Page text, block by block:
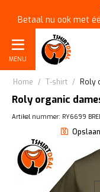
Betaal nu ook met
MENU
Home / T-shirt / Roly
Roly organic
Artikel nummer: RY6699
Opslaan